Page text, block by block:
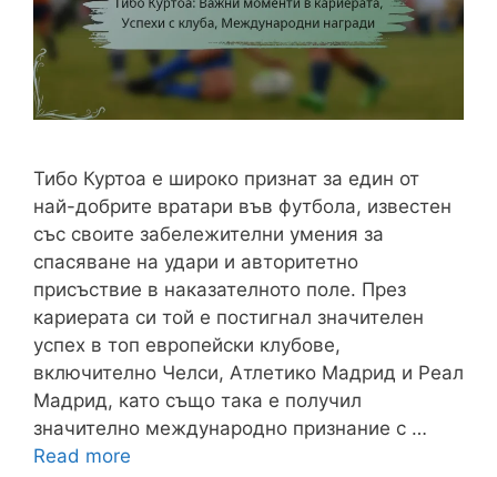
Тибо Куртоа е широко признат за един от
най-добрите вратари във футбола, известен
със своите забележителни умения за
спасяване на удари и авторитетно
присъствие в наказателното поле. През
кариерата си той е постигнал значителен
успех в топ европейски клубове,
включително Челси, Атлетико Мадрид и Реал
Мадрид, като също така е получил
значително международно признание с …
Read more